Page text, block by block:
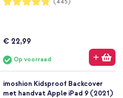
96%
(445)
€ 22,99
Op voorraad
imoshion Kidsproof Backcover
met handvat Apple iPad 9 (2021)